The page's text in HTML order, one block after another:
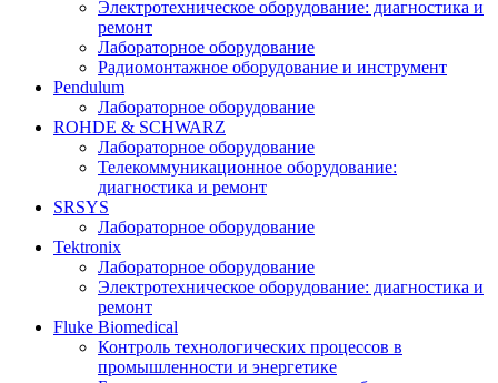
Электротехническое оборудование: диагностика и
ремонт
Лабораторное оборудование
Радиомонтажное оборудование и инструмент
Pendulum
Лабораторное оборудование
ROHDE & SCHWARZ
Лабораторное оборудование
Телекоммуникационное оборудование:
диагностика и ремонт
SRSYS
Лабораторное оборудование
Tektronix
Лабораторное оборудование
Электротехническое оборудование: диагностика и
ремонт
Fluke Biomedical
Контроль технологических процессов в
промышленности и энергетике